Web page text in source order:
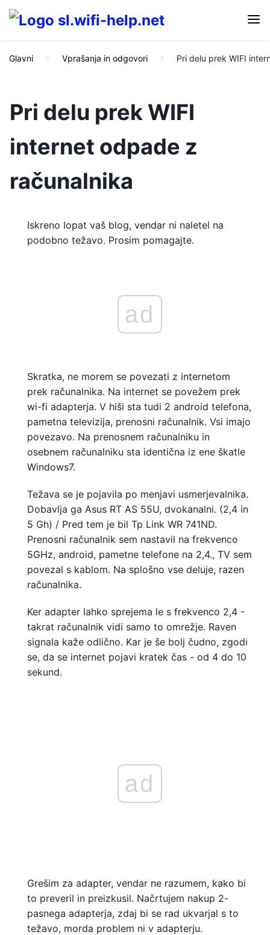
Glavni Vprašanja in odgovori Pri delu prek WIFI
Pri delu prek WIFI
internet odpade z
računalnika
Iskreno lopat vaš blog, vendar ni naletel na
podobno težavo. Prosim pomagajte.
ad
Skratka, ne morem se povezati z internetom
prek računalnika. Na internet se povežem prek
wi-fi adapterja. V hiši sta tudi 2 android telefona,
pametna televizija, prenosni računalnik. Vsi imajo
povezavo. Na prenosnem računalniku in
osebnem računalniku sta identična iz ene škatle
Windows7.
Težava se je pojavila po menjavi usmerjevalnika.
Dobavlja ga Asus RT AS 55U, dvokanalni. (2,4 in
5 Gh) / Pred tem je bil Tp Link WR 741ND.
Prenosni računalnik sem nastavil na frekvenco
5GHz, android, pametne telefone na 2,4., TV sem
povezal s kablom. Na splošno vse deluje, razen
računalnika.
Ker adapter lahko sprejema le s frekvenco 2,4 -
takrat računalnik vidi samo to omrežje. Raven
signala kaže odlično. Kar je še bolj čudno, zgodi
se, da se internet pojavi kratek čas - od 4 do 10
sekund.
ad
Grešim za adapter, vendar ne razumem, kako bi
to preveril in preizkusil. Načrtujem nakup 2-
pasnega adapterja, zdaj bi se rad ukvarjal s to
težavo, morda problem ni v adapterju.